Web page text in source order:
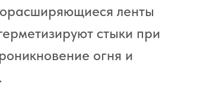
ленты
стыки при
огня и